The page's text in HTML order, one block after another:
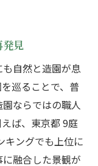
発見
自然と造園が息
巡ることで、普
ならではの職人
ば、東京都 9庭
キングでも上位に
融合した景観が